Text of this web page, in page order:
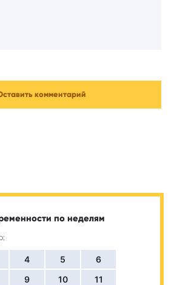
по неделям
4 5
6
9 10
11